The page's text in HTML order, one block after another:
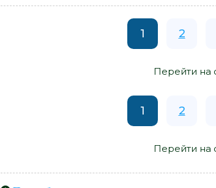
1 2
Перейти на
1 2
Перейти на